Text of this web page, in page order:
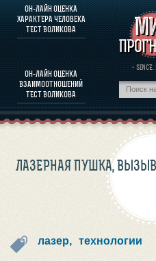
ОН-ЛАЙН ОЦЕНКА
ХАРАКТЕРА ЧЕЛОВЕКА
ТЕСТ ВОЛИКОВА
ОН-ЛАЙН ОЦЕНКА
ВЗАИМООТНОШЕНИЙ
ТЕСТ ВОЛИКОВА
·
О
ОЦЕНКА
ОЦЕНКА ХАРАКТЕРА
О
ПРОГНОЗЫ И
ЛАЗЕРНАЯ ПУШКА,
лазер, технологии